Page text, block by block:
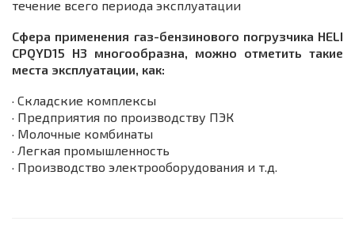
течение всего периода эксплуатации
Сфера применения газ-бензинового погрузчика HELI
CPQYD15 H3 многообразна, можно отметить такие
места эксплуатации, как:
· Складские комплексы
· Предприятия по производству ПЭК
· Молочные комбинаты
· Легкая промышленность
· Производство электрооборудования и т.д.